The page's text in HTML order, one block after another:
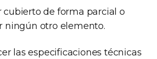
cubierto de forma parcial o
ningún otro elemento.
las especificaciones técnicas